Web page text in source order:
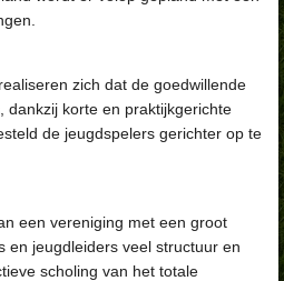
zich dat de goedwillende
dankzij korte en praktijkgerichte
de jeugdspelers gerichter op te
een vereniging met een groot
en jeugdleiders veel structuur en
scholing van het totale